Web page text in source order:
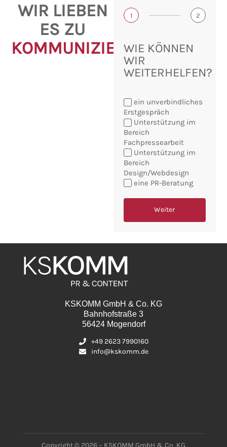
WIR LIEBEN
ES ZU
KOMMUNIZIEREN!
1 2
WIE KÖNNEN
WIR
WEITERHELFEN?
Sie
möchten:
ein unverbindliches
Erstgespräch
Unterstützung im
Bereich
Fachpressearbeit
Unterstützung im
Bereich
Design/Webdesign
eine PR-Beratung
Weiter
KSKOMM GmbH & Co. KG
Bahnhofstraße 3
56424 Mogendorf
+49 2623 7990160
info@kskomm.de
Copyright © 2026 – KSKOMM GmbH & Co. KG